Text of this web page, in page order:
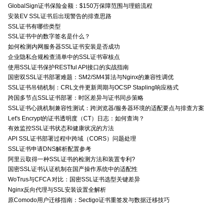
GlobalSign证书保险金额：$150万保障范围与理赔流程
安装EV SSL证书后出现警告的排查思路
SSL证书有哪些类型
SSL证书中的数字签名是什么？
如何检测内网服务器SSL证书安装是否成功
企业隐私合规检查清单中的SSL证书审核点
使用SSL证书保护RESTful API接口的实战指南
国密双SSL证书部署难题：SM2/SM4算法与Nginx的兼容性调优
SSL证书吊销机制：CRL文件更新周期与OCSP Stapling响应格式
跨国多节点SSL证书部署：时区差异与证书同步策略
SSL证书心跳机制兼容性测试：跨浏览器/服务器环境的适配要点与排查方案
Let's Encrypt的证书透明度（CT）日志：如何查询？
有效监控SSL证书状态和健康状况的方法
API SSL证书部署过程中跨域（CORS）问题处理
SSL证书申请DNS解析配置参考
阿里云取得一种SSL证书的检测方法和装置专利?
国密SSL证书认证机制在国产操作系统中的适配性
WoTrus与CFCA 对比：国密SSL证书选型关键差异
Nginx反向代理与SSL安装设置全解析
原Comodo用户迁移指南：Sectigo证书重签发与数据迁移技巧